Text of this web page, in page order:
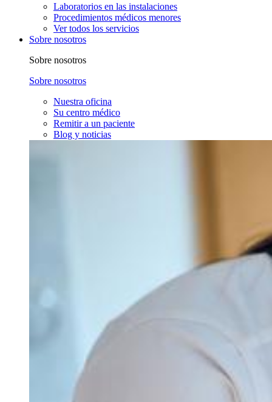
Laboratorios en las instalaciones
Procedimientos médicos menores
Ver todos los servicios
Sobre nosotros
Sobre nosotros
Sobre nosotros
Nuestra oficina
Su centro médico
Remitir a un paciente
Blog y noticias